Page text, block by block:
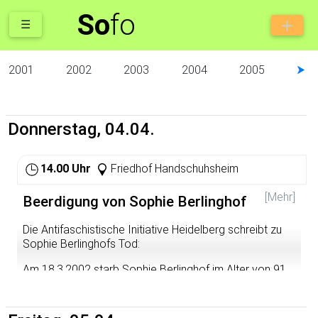
Sofo
☰
2001 2002 2003 2004 2005 ⮞
Donnerstag, 04.04.
14.00 Uhr Friedhof Handschuhsheim
[Mehr]
Beerdigung von Sophie Berlinghof
Die Antifaschistische Initiative Heidelberg schreibt zu
Sophie Berlinghofs Tod:
Am 18.3.2002 starb Sophie Berlinghof im Alter von 91
verfolgt, blieb Sophie trotz aller Bedrohungen ihren